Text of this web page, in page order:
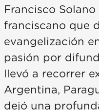
Francisco
franciscano que
evangelización
pasión por
llevó a recorrer
Argentina,
dejó una